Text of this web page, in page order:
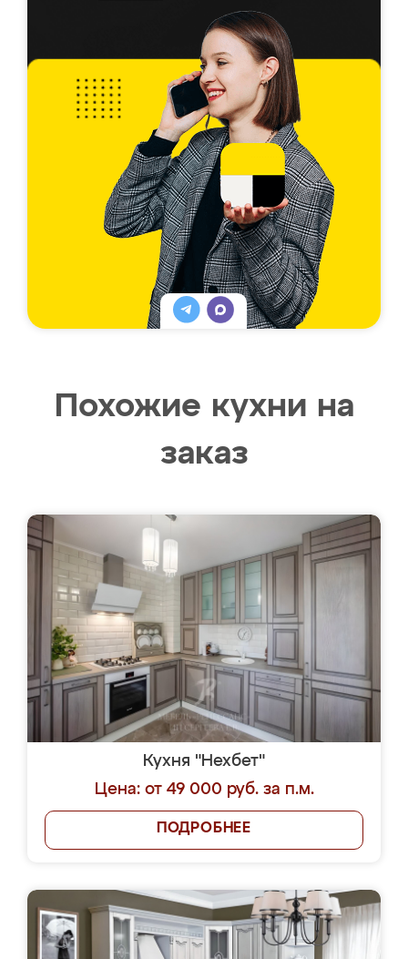
Похожие кухни на
заказ
Кухня "Нехбет"
Цена: от 49 000 руб. за п.м.
ПОДРОБНЕЕ